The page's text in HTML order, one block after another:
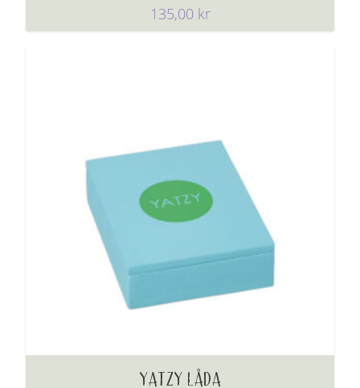
135,00 kr
YATZY LÅDA